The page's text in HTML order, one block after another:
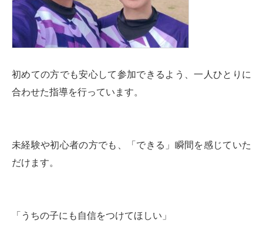
初めての方でも安心して参加できるよう、一人ひとりに
合わせた指導を行っています。
未経験や初心者の方でも、「できる」瞬間を感じていた
だけます。
「うちの子にも自信をつけてほしい」